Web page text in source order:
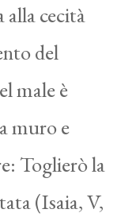
alla cecità
del
male è
muro e
Toglierò la
(Isaia, V,